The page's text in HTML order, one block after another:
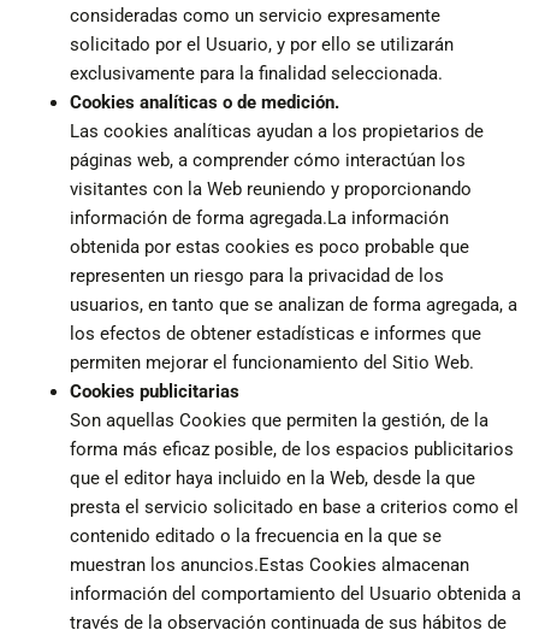
consideradas como un servicio expresamente
solicitado por el Usuario, y por ello se utilizarán
exclusivamente para la finalidad seleccionada.
Cookies analíticas o de medición.
Las cookies analíticas ayudan a los propietarios de
páginas web, a comprender cómo interactúan los
visitantes con la Web reuniendo y proporcionando
información de forma agregada.La información
obtenida por estas cookies es poco probable que
representen un riesgo para la privacidad de los
usuarios, en tanto que se analizan de forma agregada, a
los efectos de obtener estadísticas e informes que
permiten mejorar el funcionamiento del Sitio Web.
Cookies publicitarias
Son aquellas Cookies que permiten la gestión, de la
forma más eficaz posible, de los espacios publicitarios
que el editor haya incluido en la Web, desde la que
presta el servicio solicitado en base a criterios como el
contenido editado o la frecuencia en la que se
muestran los anuncios.Estas Cookies almacenan
información del comportamiento del Usuario obtenida a
través de la observación continuada de sus hábitos de